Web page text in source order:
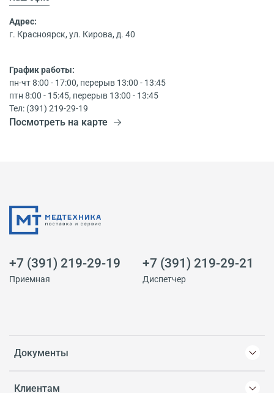
Адрес:
г. Красноярск, ул. Кирова, д. 40
График работы:
пн-чт 8:00 - 17:00, перерыв 13:00 - 13:45
птн 8:00 - 15:45, перерыв 13:00 - 13:45
Тел: (391) 219-29-19
Посмотреть на карте
Документы
Клиентам
+7 (391) 219-29-19
Приемная
+7 (391) 219-29-21
Диспетчер